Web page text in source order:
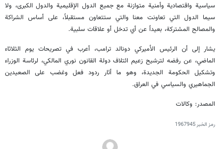
سياسية واقتصادية وأمنية متوازنة مع جميع الدول الإقليمية والدول الكبرى، ولا
سيما الدول التي تعاونت معنا والتي ستتعاون مستقبلاً، على أساس الشراكة
والمصالح المشتركة، بعيداً عن أي تدخل أو علاقات سلبية.
يشار إلى أن الرئيس الأميركي دونالد ترامب، أعرب في تصريحات يوم الثلاثاء
الماضي، عن رفضه لترشيح زعيم ائتلاف دولة القانون نوري المالكي، لرئاسة الوزراء
وتشكيل الحكومة الجديدة، وهو ما أثار ردود فعل وغضب على الصعيدين
الجماهيري والسياسي في العراق.
المصدر: وكالات
رمز الخبر1967945